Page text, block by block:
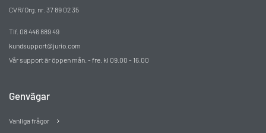
CVR/Org. nr. 37 89 02 35
Tlf. 08 446 889 49
kundsupport@jurio.com
Vår support är öppen mån. - fre. kl 09.00 - 16.00
Genvägar
Vanliga frågor